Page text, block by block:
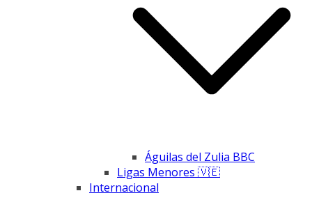
Águilas del Zulia BBC
Ligas Menores 🇻🇪
Internacional